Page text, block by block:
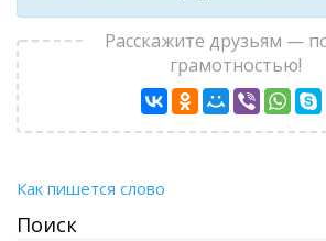
Расскажите друзьям —
грамотностью!
Как пишется слово
Поиск